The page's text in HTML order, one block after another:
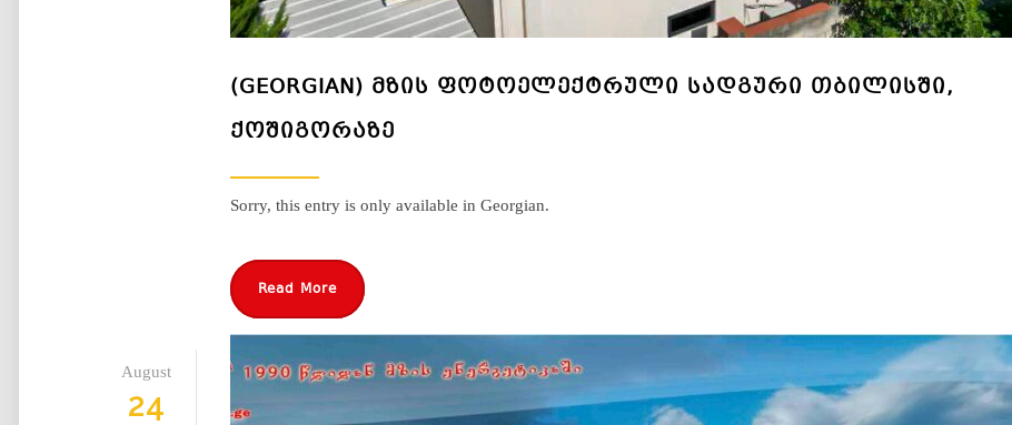
(GEORGIAN) ᲛᲖᲘᲡ ᲤᲝᲢᲝᲔᲚᲔᲥᲢᲠᲣᲚᲘ ᲡᲐᲓᲒᲣᲠᲘ ᲗᲑᲘᲚᲘᲡᲨᲘ,
ᲥᲝᲨᲘᲒᲝᲠᲐᲖᲔ
Sorry, this entry is only available in Georgian.
Read More
August
24